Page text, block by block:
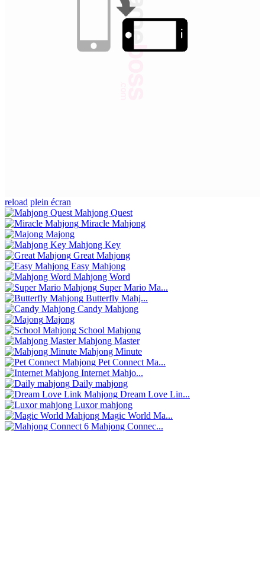
reload plein écran
Mahjong Quest
Miracle Mahjong
Majong
Mahjong Key
Great Mahjong
Easy Mahjong
Mahjong Word
Super Mario Ma...
Butterfly Mahj...
Candy Mahjong
Majong
School Mahjong
Mahjong Master
Mahjong Minute
Pet Connect Ma...
Internet Mahjo...
Daily mahjong
Dream Love Lin...
Luxor mahjong
Magic World Ma...
Mahjong Connec...